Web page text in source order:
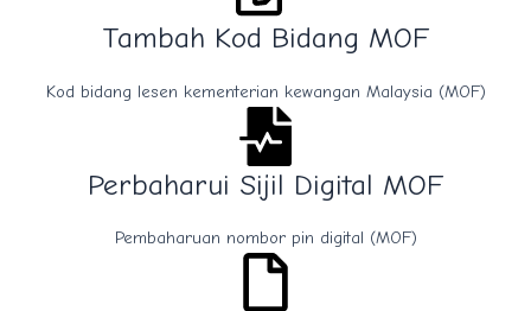
Tambah Kod Bidang MOF
Kod bidang lesen kementerian kewangan Malaysia (MOF)
Perbaharui Sijil Digital MOF
Pembaharuan nombor pin digital (MOF)